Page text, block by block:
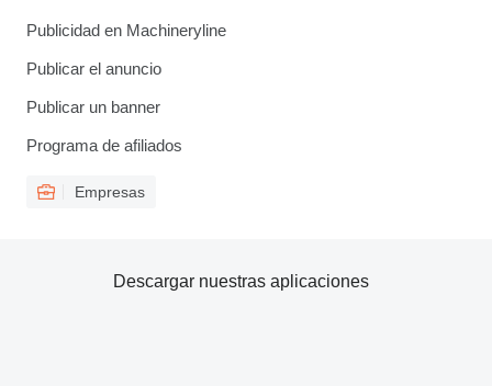
Publicidad en Machineryline
Publicar el anuncio
Publicar un banner
Programa de afiliados
Empresas
Descargar nuestras aplicaciones